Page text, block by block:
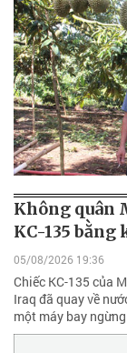
Không quân
KC-135
05/08/2026 19:36
Chiếc KC-135 của
Iraq đã quay về
một máy bay